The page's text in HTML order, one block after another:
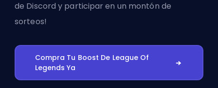
de Discord y participar en un montón de
sorteos!
Compra Tu Boost De League Of
Legends Ya